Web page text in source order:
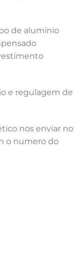
de alumínio
e regulagem de
nos enviar no
o numero do